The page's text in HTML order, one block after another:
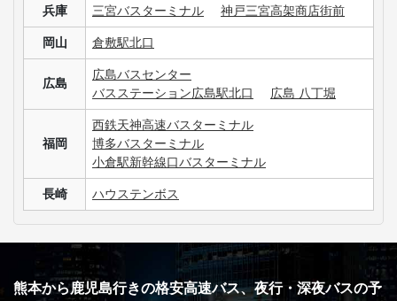
兵庫 三宮バスターミナル 神戸三宮高架商店街前
岡山 倉敷駅北口
広島
広島バスセンター
バスステーション広島駅北口
広島 八丁堀
福岡
西鉄天神高速バスターミナル
博多バスターミナル
小倉駅新幹線口バスターミナル
長崎 ハウステンボス
熊本から鹿児島行きの格安高速バス、夜行・深夜バスの予